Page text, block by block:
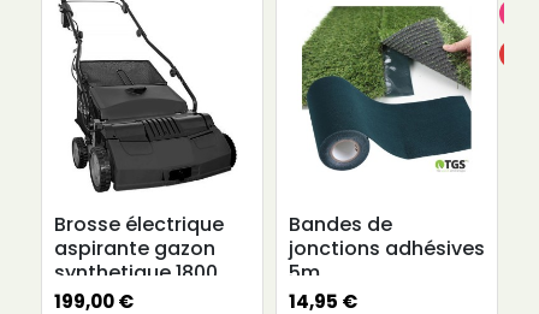
Brosse électrique
aspirante gazon
synthetique 1800
watts
199,00 €
Bandes de
jonctions adhésives
5m
14,95 €